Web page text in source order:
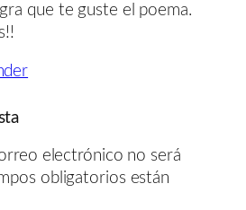
que te guste el poema.
electrónico no será
obligatorios están